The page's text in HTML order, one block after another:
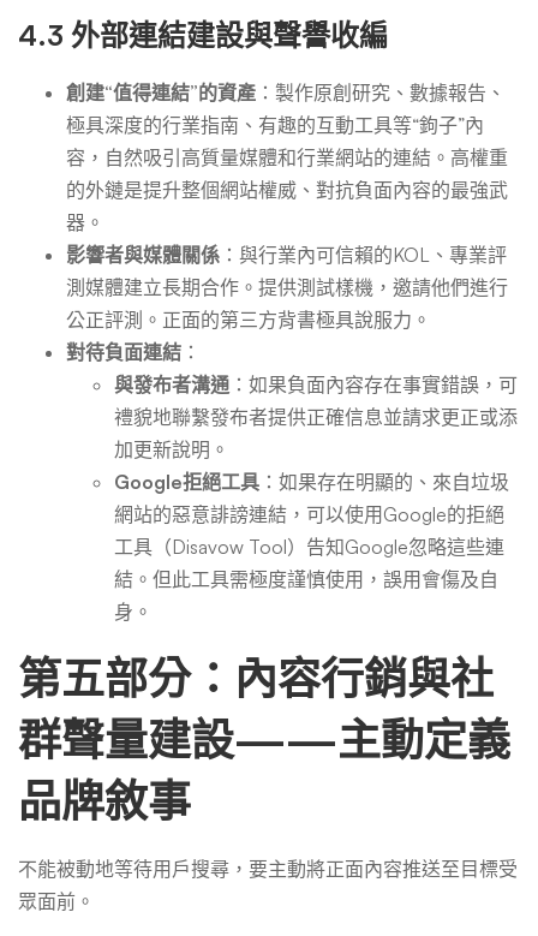
4.3 外部連結建設與聲譽收編
創建“值得連結”的資產 ：製作原創研究、數據報告、
極具深度的行業指南、有趣的互動工具等“鉤子”內
容，自然吸引高質量媒體和行業網站的連結。高權重
的外鏈是提升整個網站權威、對抗負面內容的最強武
器。
影響者與媒體關係 ：與行業內可信賴的KOL、專業評
測媒體建立長期合作。提供測試樣機，邀請他們進行
公正評測。正面的第三方背書極具說服力。
對待負面連結 ：
與發布者溝通 ：如果負面內容存在事實錯誤，可
禮貌地聯繫發布者提供正確信息並請求更正或添
加更新說明。
Google拒絕工具 ：如果存在明顯的、來自垃圾
網站的惡意誹謗連結，可以使用Google的拒絕
工具（Disavow Tool）告知Google忽略這些連
結。但此工具需極度謹慎使用，誤用會傷及自
身。
第五部分：內容行銷與社
群聲量建設——主動定義
品牌敘事
不能被動地等待用戶搜尋，要主動將正面內容推送至目標受
眾面前。